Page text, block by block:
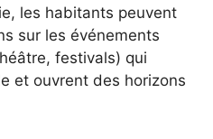
les habitants peuvent
sur les événements
festivals) qui
et ouvrent des horizons